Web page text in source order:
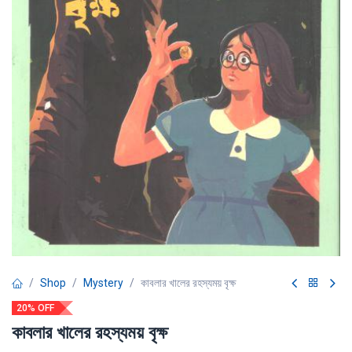
Shop Mystery কাবলার খালের রহস্যময় বৃক্ষ
20% OFF
কাবলার খালের রহস্যময় বৃক্ষ